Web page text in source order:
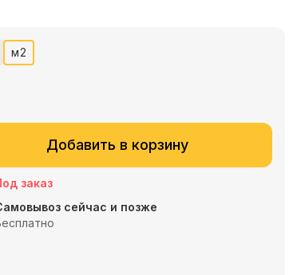
м2
Добавить в корзину
заказ
сейчас и позже